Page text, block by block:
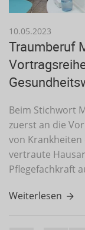
10.05.2023
Traumberuf
Beim Stichwort
zuerst an die
von Krankheiten
vertraute
Pflegefachkraft
Weiterlesen